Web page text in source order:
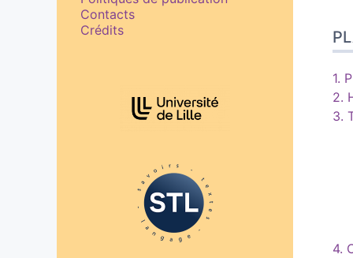
Contacts
Crédits
1.
2.
3.
4.